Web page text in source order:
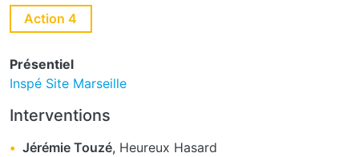
Action 4
Présentiel
Inspé Site Marseille
Interventions
Jérémie Touzé, Heureux Hasard